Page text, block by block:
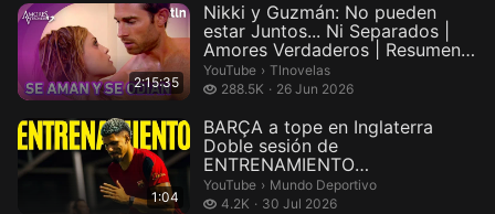
2:15:35
Nikki y Guzmán: No pueden
estar Juntos... Ni Separados |
Amores Verdaderos | Resumen
...
YouTube › Tlnovelas.
Tlnovelas
288.5K
288.5 thousand views
26 Jun 2026
1:04
BARÇA a tope en Inglaterra
Doble sesión de
ENTRENAMIENTO
COMPLETADA con Raphinha y
F...
YouTube › Mundo Deportivo.
Mundo Deportivo
4.2K
4.2 thousand views
30 Jul 2026